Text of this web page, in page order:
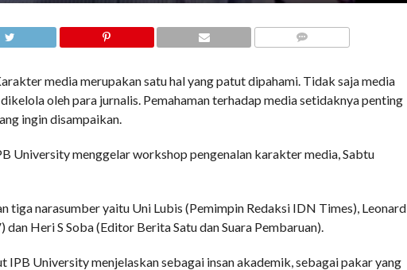
media merupakan satu hal yang patut dipahami. Tidak saja media
oleh para jurnalis. Pemahaman terhadap media setidaknya penting
ingin disampaikan.
University menggelar workshop pengenalan karakter media, Sabtu
tiga narasumber yaitu Uni Lubis (Pemimpin Redaksi IDN Times), Leonard
Heri S Soba (Editor Berita Satu dan Suara Pembaruan).
University menjelaskan sebagai insan akademik, sebagai pakar yang